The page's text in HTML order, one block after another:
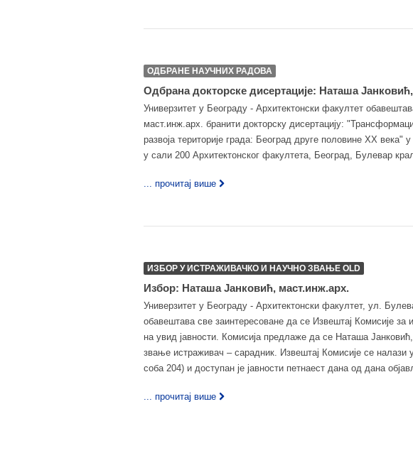
ОДБРАНЕ НАУЧНИХ РАДОВА
Одбрана докторске дисертације: Наташа
Универзитет у Београду - Архитектонски факултет
маст.инж.арх. бранити докторску дисертацију:
развоја територије града: Београд друге половине XX века"
у сали 200 Архитектонског факултета, Београд, Булевар
... прочитај више
ИЗБОР У ИСТРАЖИВАЧКО И НАУЧНО ЗВАЊЕ OLD
Избор: Наташа Јанковић, маст.инж.арх.
Универзитет у Београду - Архитектонски факултет, ул.
обавештава све заинтересоване да се Извештај Комисије
на увид јавности. Комисија предлаже да се Наташа
звање истраживач – сарадник. Извештај Комисије се
соба 204) и доступан је јавности петнаест дана од дана
... прочитај више